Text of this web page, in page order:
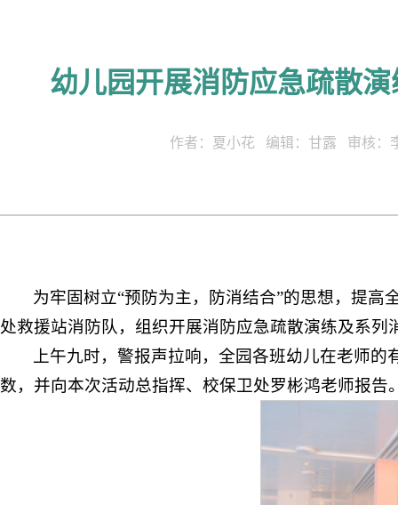
幼儿园开展消防应急疏散
作者：夏小花 编辑：甘露 审核：
为牢固树立“预防为主，防消结合”的思想，提
处救援站消防队，组织开展消防应急疏散演练及系
上午九时，警报声拉响，全园各班幼儿在老师
数，并向本次活动总指挥、校保卫处罗彬鸿老师报